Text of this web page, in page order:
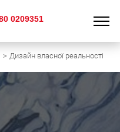
0209351
Дизайн власної реальності